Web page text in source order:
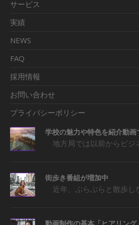
サービス
実績
NEWS
FAQ
採用情報
お問い合わせ
プライバシーポリシー
学校の魅力や特色を紹介動画
地方局では以前からビジ
街歩き番組が増加中
近年、ぶらぶらと散歩し
動画制作の基本「ヒアリング」